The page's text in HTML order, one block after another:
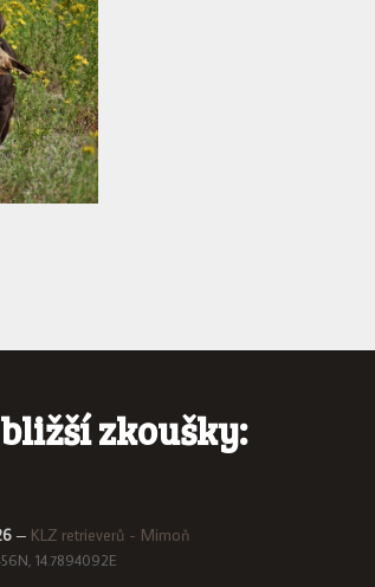
zkoušky:
– KLZ retrieverů - Mimoň
14.7894092E